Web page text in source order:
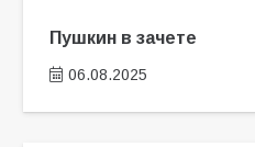
Пушкин в зачете
06.08.2025